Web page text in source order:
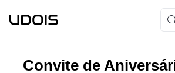
Convite de